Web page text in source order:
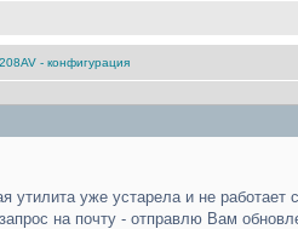
- конфигурация
утилита уже устарела и не
на почту - отправлю Вам